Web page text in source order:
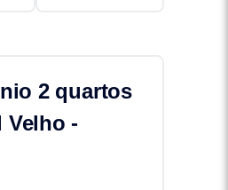
2 quartos
Velho -